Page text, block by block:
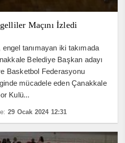
Maçını İzledi
tanımayan iki takımada
Belediye Başkan adayı
Basketbol Federasyonu
mücadele eden Çanakkale
Kulü...
29 Ocak 2024 12:31